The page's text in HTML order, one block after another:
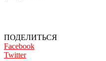
ПОДЕЛИТЬСЯ
Facebook
Twitter